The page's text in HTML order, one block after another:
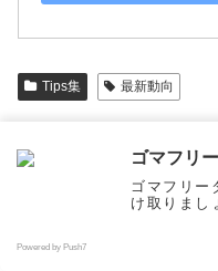
Tips集 最新動向
ゴマフリ
ゴマフリー
け取りまし
Powered by Push7